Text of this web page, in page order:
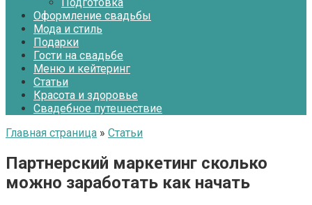
Оформление свадьбы
Мода и стиль
Подарки
Гости на свадьбе
Меню и кейтеринг
Статьи
Красота и здоровье
Свадебное путешествие
Главная страница » Статьи
Партнерский маркетинг сколько
можно заработать как начать